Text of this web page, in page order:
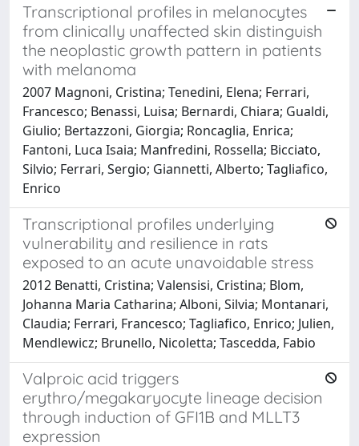
Transcriptional profiles in melanocytes
from clinically unaffected skin distinguish
the neoplastic growth pattern in patients
with melanoma
2007 Magnoni, Cristina; Tenedini, Elena; Ferrari,
Francesco; Benassi, Luisa; Bernardi, Chiara; Gualdi,
Giulio; Bertazzoni, Giorgia; Roncaglia, Enrica;
Fantoni, Luca Isaia; Manfredini, Rossella; Bicciato,
Silvio; Ferrari, Sergio; Giannetti, Alberto; Tagliafico,
Enrico
Transcriptional profiles underlying
vulnerability and resilience in rats
exposed to an acute unavoidable stress
2012 Benatti, Cristina; Valensisi, Cristina; Blom,
Johanna Maria Catharina; Alboni, Silvia; Montanari,
Claudia; Ferrari, Francesco; Tagliafico, Enrico; Julien,
Mendlewicz; Brunello, Nicoletta; Tascedda, Fabio
Valproic acid triggers
erythro/megakaryocyte lineage decision
through induction of GFI1B and MLLT3
expression